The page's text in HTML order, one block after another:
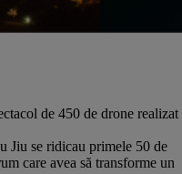
de 450 de drone realizat
Jiu se ridicau primele 50 de
care avea să transforme un